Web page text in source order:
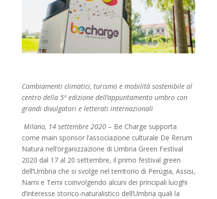
Cambiamenti climatici, turismo e mobilità sostenibile al
centro della 5ª edizione dell’appuntamento umbro con
grandi divulgatori e letterati internazionali
Milano, 14 settembre 2020– Be Charge supporta
come main sponsor l’associazione culturale De Rerum
Natura nell’organizzazione di Umbria Green Festival
2020 dal 17 al 20 settembre, il primo festival green
dell’Umbria che si svolge nel territorio di Perugia, Assisi,
Narni e Terni coinvolgendo alcuni dei principali luoghi
d’interesse storico-naturalistico dell’Umbria quali la